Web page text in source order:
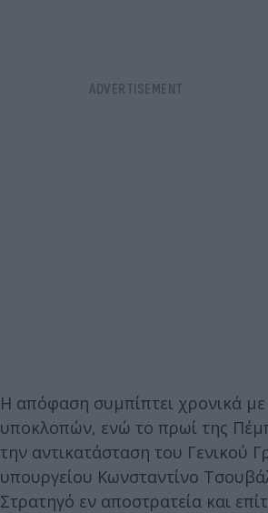
Η απόφαση συμπίπτει χρονικά
υποκλοπών, ενώ το πρωί της
την αντικατάσταση του Γενικού
υπουργείου Κωνσταντίνο
Στρατηγό εν αποστρατεία και